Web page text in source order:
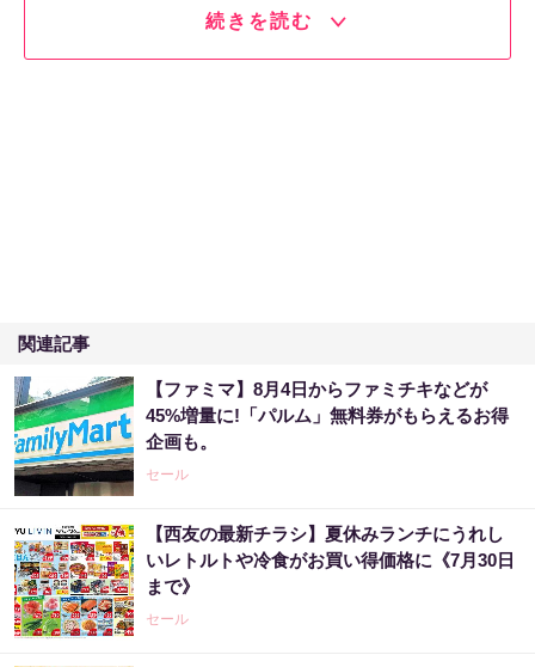
続きを読む
関連記事
【ファミマ】8月4日からファミチキなどが
45%増量に!「パルム」無料券がもらえるお得
企画も。
セール
【西友の最新チラシ】夏休みランチにうれし
いレトルトや冷食がお買い得価格に《7月30日
まで》
セール